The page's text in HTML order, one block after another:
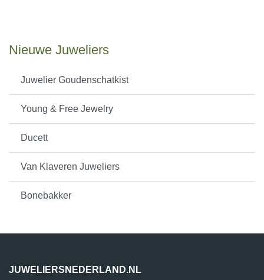
Nieuwe Juweliers
Juwelier Goudenschatkist
Young & Free Jewelry
Ducett
Van Klaveren Juweliers
Bonebakker
JUWELIERSNEDERLAND.NL